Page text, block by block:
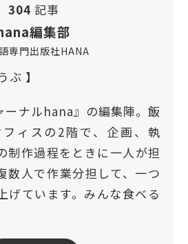
304 記事
編集部
専門出版社HANA
ぶ 】
ーナルhana』の編集陣。飯
ィスの2階で、企画、執
制作過程をときに一人が担
数人で作業分担して、一つ
げています。みんな食べる